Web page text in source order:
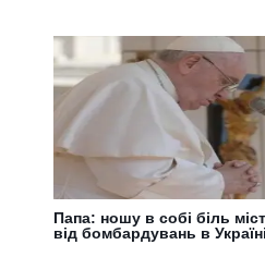
Папа: ношу в собі біль
від бомбардувань в Україні